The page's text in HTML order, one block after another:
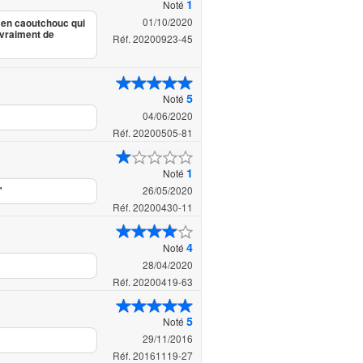
Noté 1
01/10/2020
Réf. 20200923-45
caoutchouc qui
de
Noté 5
04/06/2020
Réf. 20200505-81
Noté 1
26/05/2020
Réf. 20200430-11
Noté 4
28/04/2020
Réf. 20200419-63
Noté 5
29/11/2016
Réf. 20161119-27